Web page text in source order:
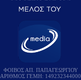
ΦΟΙΒΟΣ ΑΠ. ΠΑΠΑΓΕΩΡΓΙΟΥ
ΑΡΙΘΜΟΣ ΓΕΜΗ: 149232344000